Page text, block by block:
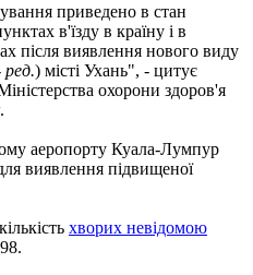
приведено в стан
в'їзду в країну і в
після виявлення нового виду
ред.) місті Ухань", - цитує
охорони здоров'я
.
аеропорту Куала-Лумпур
виявлення підвищеної
хворих невідомою